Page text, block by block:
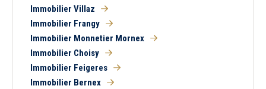
Piscine
Parking
chaussée
Immobilier Villaz
Immobilier Frangy
Immobilier Monnetier Mornex
Immobilier Choisy
Immobilier Feigeres
Immobilier Bernex